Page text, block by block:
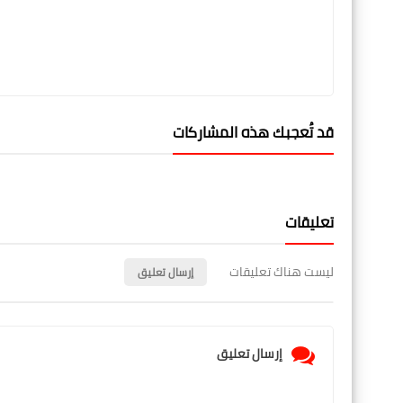
قد تُعجبك هذه المشاركات
تعليقات
ليست هناك تعليقات إرسال تعليق
إرسال تعليق